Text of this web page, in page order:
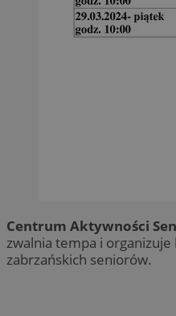
Centrum Aktywności
zwalnia tempa i
zabrzańskich seniorów.